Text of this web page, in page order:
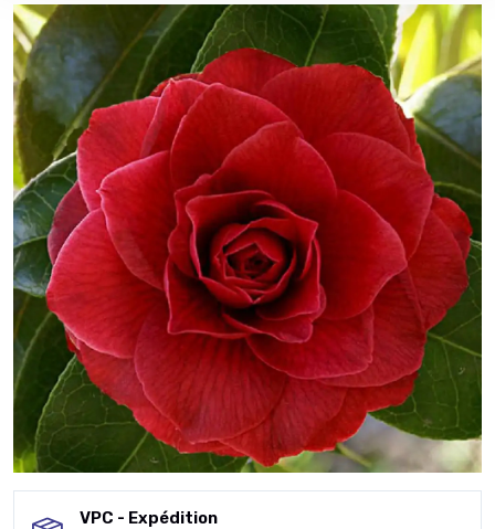
VPC - Expédition